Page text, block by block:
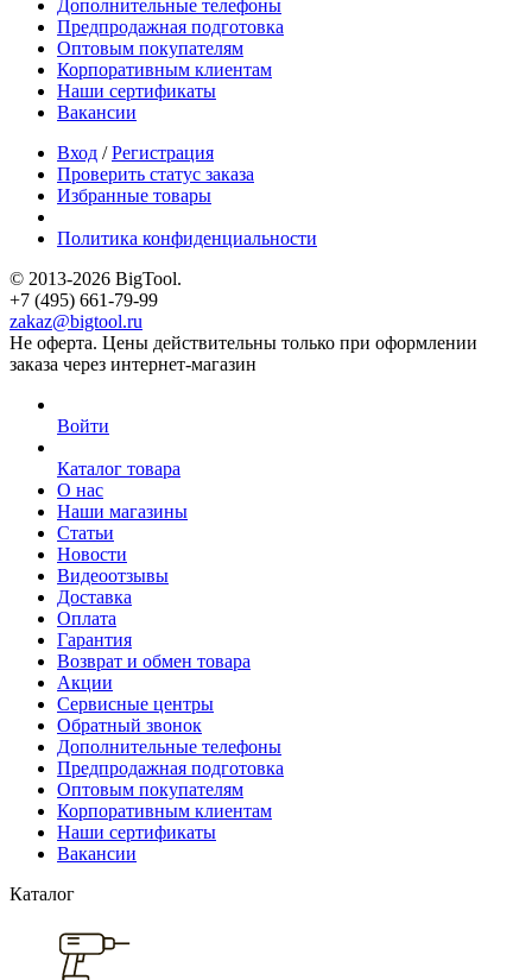
Дополнительные телефоны
Предпродажная подготовка
Оптовым покупателям
Корпоративным клиентам
Наши сертификаты
Вакансии
Вход /Регистрация
Проверить статус заказа
Избранные товары
Политика конфиденциальности
© 2013-2026 BigTool.
+7 (495) 661-79-99
zakaz@bigtool.ru
Не оферта. Цены действительны только при оформлении
заказа через интернет-магазин
Войти
Каталог товара
О нас
Наши магазины
Статьи
Новости
Видеоотзывы
Доставка
Оплата
Гарантия
Возврат и обмен товара
Акции
Сервисные центры
Обратный звонок
Дополнительные телефоны
Предпродажная подготовка
Оптовым покупателям
Корпоративным клиентам
Наши сертификаты
Вакансии
Каталог